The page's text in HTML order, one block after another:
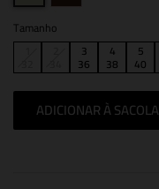
Tamanho
3
36
4
38
5
40
ADICIONAR À SACOLA